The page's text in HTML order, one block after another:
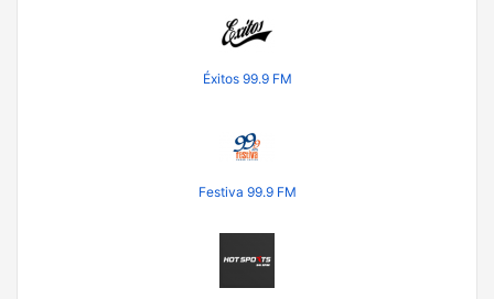
Éxitos 99.9 FM
Festiva 99.9 FM